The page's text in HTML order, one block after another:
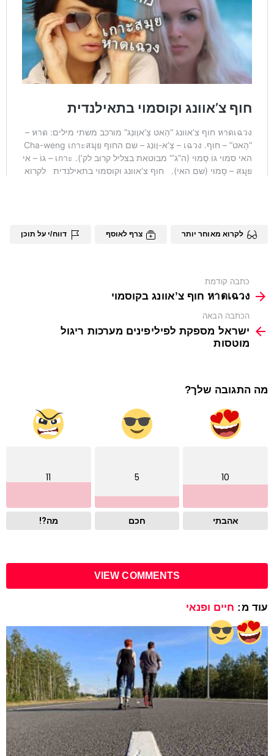
לקרוא מאוחר יותר צרף לאוסף דווח/י על תוכן
more
כתבה קודמת
หาดเฉวง חוף צ’אוונג בקוסמוי
הכתבה הבאה
ישראל מספקת לפיליפינים מערכות ריגול
מוטסות
מה התגובה שלך?
10
אהבתי
5
חכם
11
מה?!
VIEW COMMENTS
עוד מ: חיים ופנאי